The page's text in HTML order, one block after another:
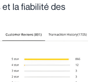
la fiabilité des